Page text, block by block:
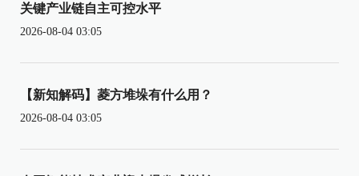
关键产业链自主可控水平
2026-08-04 03:05
【新知解码】菱方堆垛有什么用？
2026-08-04 03:05